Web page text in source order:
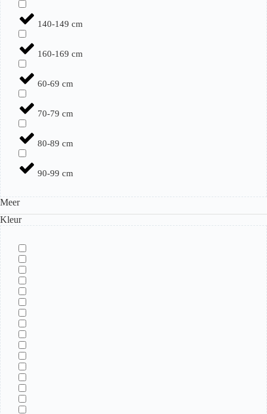
140-149 cm
160-169 cm
60-69 cm
70-79 cm
80-89 cm
90-99 cm
Meer
Kleur